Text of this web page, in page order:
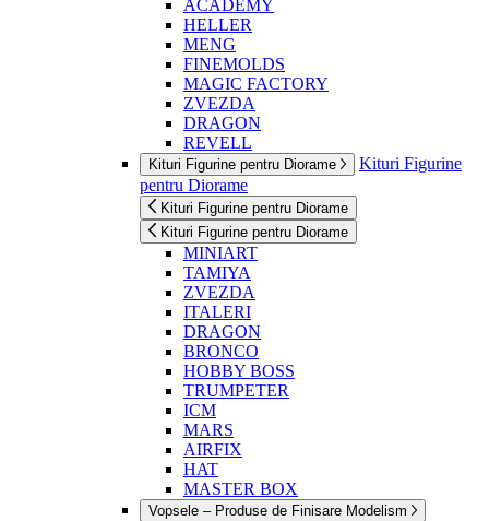
ACADEMY
HELLER
MENG
FINEMOLDS
MAGIC FACTORY
ZVEZDA
DRAGON
REVELL
Kituri Figurine pentru Diorame
Kituri Figurine
pentru Diorame
Kituri Figurine pentru Diorame
Kituri Figurine pentru Diorame
MINIART
TAMIYA
ZVEZDA
ITALERI
DRAGON
BRONCO
HOBBY BOSS
TRUMPETER
ICM
MARS
AIRFIX
HAT
MASTER BOX
Vopsele – Produse de Finisare Modelism